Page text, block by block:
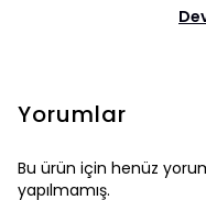
Yorumlar
Bu ürün için henüz
yapılmamış.